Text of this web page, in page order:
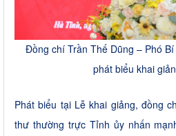
Đồng chí Trần Thế Dũng – Phó
phát biểu khai
Phát biểu tại Lễ khai giảng, đồng
thư thường trực Tỉnh ủy nhấn